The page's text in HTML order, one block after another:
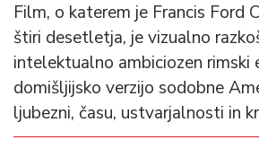
Film, o katerem je Francis Ford
štiri desetletja, je vizualno
intelektualno ambiciozen rimski
domišljijsko verzijo sodobne
ljubezni, času, ustvarjalnosti in